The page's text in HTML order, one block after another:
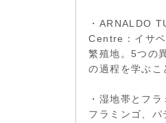
・ARNALDO
Centre：イサ
繁殖地。5つの
の過程を学ぶこ
・湿地帯とフラ
フラミンゴ、パ